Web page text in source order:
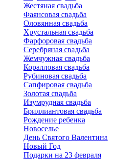
Жестяная свадьба
Фаянсовая свадьба
Оловянная свадьба
Хрустальная свадьба
Фарфоровая свадьба
Серебряная свадьба
Жемчужная свадьба
Коралловая свадьба
Рубиновая свадьба
Сапфировая свадьба
Золотая свадьба
Изумрудная свадьба
Бриллиантовая свадьба
Рождение ребенка
Новоселье
День Святого Валентина
Новый Год
Подарки на 23 февраля